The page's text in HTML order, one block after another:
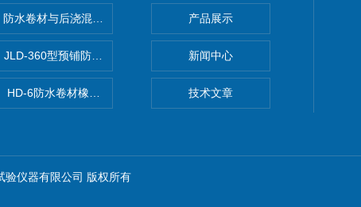
防水卷材与后浇混凝土剥离强度试验夹具
JLD-360型预铺防水卷材抗冲击性能试验仪
HD-6防水卷材橡胶测厚仪
产品展示
新闻中心
技术文章
仪器有限公司 版权所有